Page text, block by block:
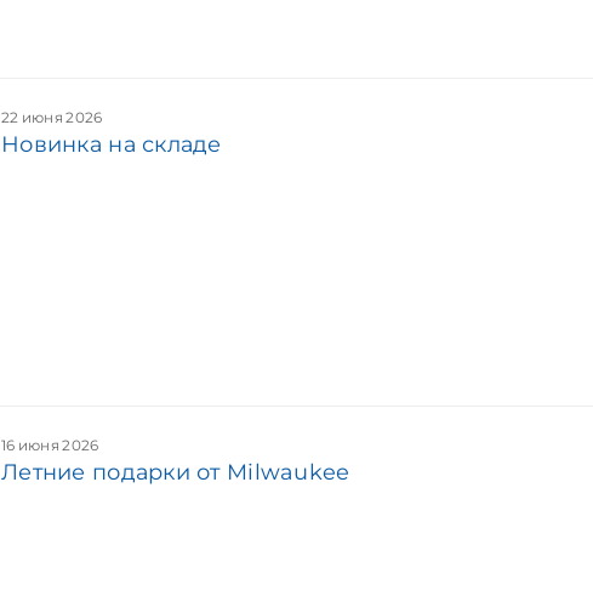
22 июня 2026
Новинка на складе
16 июня 2026
Летние подарки от Milwaukee